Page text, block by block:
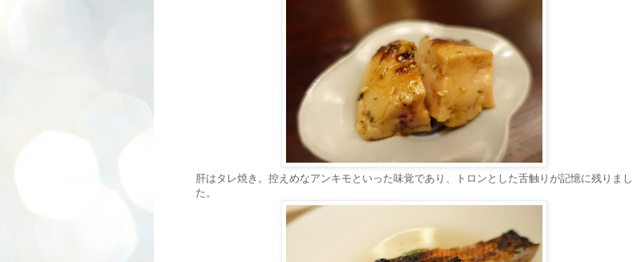
肝はタレ焼き。控えめなアンキモといった味覚であり、トロンとした舌触りが記憶に残りまし
た。